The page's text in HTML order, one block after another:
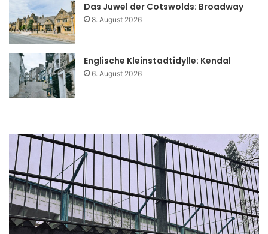
Das Juwel der Cotswolds: Broadway
8. August 2026
Englische Kleinstadtidylle: Kendal
6. August 2026